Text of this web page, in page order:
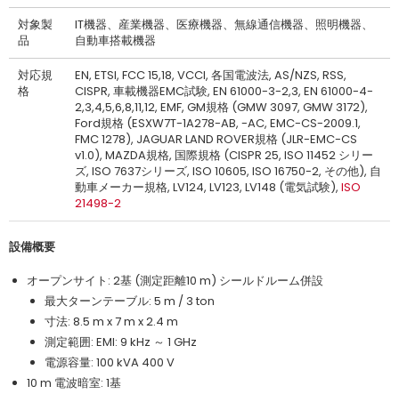
対象製
品
IT機器、産業機器、医療機器、無線通信機器、照明機器、
自動車搭載機器
対応規
格
EN, ETSI, FCC 15,18, VCCI, 各国電波法, AS/NZS, RSS,
CISPR, 車載機器EMC試験, EN 61000-3-2,3, EN 61000-4-
2,3,4,5,6,8,11,12, EMF, GM規格 (GMW 3097, GMW 3172),
Ford規格 (ESXW7T-1A278-AB, -AC, EMC-CS-2009.1,
FMC 1278), JAGUAR LAND ROVER規格 (JLR-EMC-CS
v1.0), MAZDA規格, 国際規格 (CISPR 25, ISO 11452 シリー
ズ, ISO 7637シリーズ, ISO 10605, ISO 16750-2, その他), 自
動車メーカー規格, LV124, LV123, LV148 (電気試験), ISO
21498-2
設備概要
オープンサイト: 2基 (測定距離10 m) シールドルーム併設
最大ターンテーブル: 5 m / 3 ton
寸法: 8.5 m x 7 m x 2.4 m
測定範囲: EMI: 9 kHz ～ 1 GHz
電源容量: 100 kVA 400 V
10 m 電波暗室: 1基